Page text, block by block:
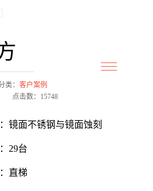
类： 客户案例
点击数：15748
镜面不锈钢与镜面蚀刻
29台
直梯